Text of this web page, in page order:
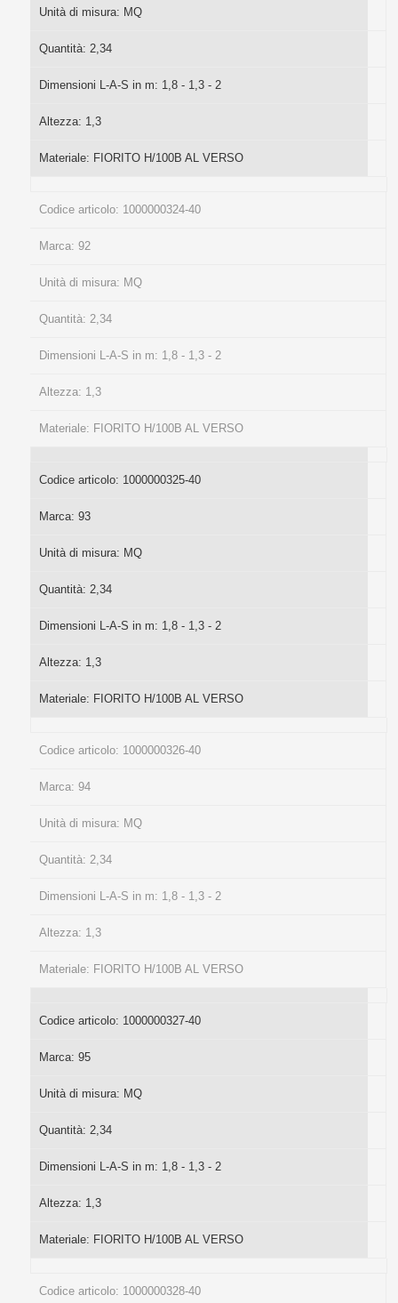
Unità di misura: MQ
Quantità: 2,34
Dimensioni L-A-S in m: 1,8 - 1,3 - 2
Altezza: 1,3
Materiale: FIORITO H/100B AL VERSO
Codice articolo: 1000000324-40
Marca: 92
Unità di misura: MQ
Quantità: 2,34
Dimensioni L-A-S in m: 1,8 - 1,3 - 2
Altezza: 1,3
Materiale: FIORITO H/100B AL VERSO
Codice articolo: 1000000325-40
Marca: 93
Unità di misura: MQ
Quantità: 2,34
Dimensioni L-A-S in m: 1,8 - 1,3 - 2
Altezza: 1,3
Materiale: FIORITO H/100B AL VERSO
Codice articolo: 1000000326-40
Marca: 94
Unità di misura: MQ
Quantità: 2,34
Dimensioni L-A-S in m: 1,8 - 1,3 - 2
Altezza: 1,3
Materiale: FIORITO H/100B AL VERSO
Codice articolo: 1000000327-40
Marca: 95
Unità di misura: MQ
Quantità: 2,34
Dimensioni L-A-S in m: 1,8 - 1,3 - 2
Altezza: 1,3
Materiale: FIORITO H/100B AL VERSO
Codice articolo: 1000000328-40